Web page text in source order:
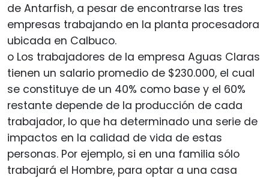
de Antarfish, a pesar de encontrarse las tres
empresas trabajando en la planta procesadora
ubicada en Calbuco.
o Los trabajadores de la empresa Aguas Claras
tienen un salario promedio de $230.000, el cual
se constituye de un 40% como base y el 60%
restante depende de la producción de cada
trabajador, lo que ha determinado una serie de
impactos en la calidad de vida de estas
personas. Por ejemplo, si en una familia sólo
trabajará el Hombre, para optar a una casa